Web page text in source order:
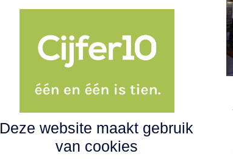
Deze website maakt gebruik
van cookies
Bereid uw onderneming
voor op Brexit
Nog enkele maanden en Brexit is
een feit. Bent u ondernemer en